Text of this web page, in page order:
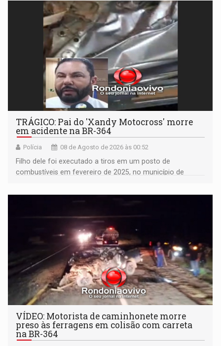
TRÁGICO: Pai do 'Xandy Motocross' morre
em acidente na BR-364
Polícia 08 de Agosto de 2026 às 00:52
Filho dele foi executado a tiros em um posto de
combustíveis em fevereiro de 2025, no município de
VÍDEO: Motorista de caminhonete morre
preso às ferragens em colisão com carreta
na BR-364